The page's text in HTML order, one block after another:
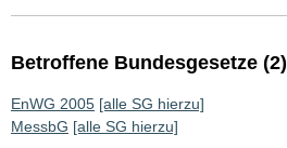
Betroffene Bundesgesetze (2)
EnWG 2005 [alle SG hierzu]
MessbG [alle SG hierzu]